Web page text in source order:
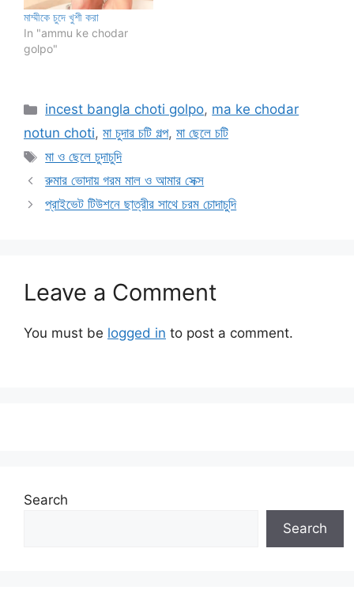
মাম্মীকে চুদে খুশী করা
In "ammu ke chodar
golpo"
Categories
incest bangla choti golpo, ma ke chodar
notun choti, মা চুদার চটি গল্প, মা ছেলে চটি
Tags
মা ও ছেলে চুদাচুদি
রুমার ভোদায় গরম মাল ও আমার সেক্স
প্রাইভেট টিউশনে ছাত্রীর সাথে চরম চোদাচুদি
Leave a Comment
You must be logged in to post a comment.
Search
Search